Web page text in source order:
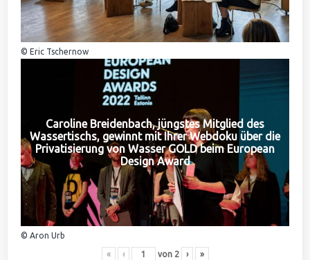
© Eric Tschernow
Caroline Breidenbach, jüngstes Mitglied des
Wassertischs, gewinnt mit Ihrer Webdoku über die
Privatisierung von Wasser GOLD beim European
Design Award
© Aron Urb
« ‹ von 2 › »